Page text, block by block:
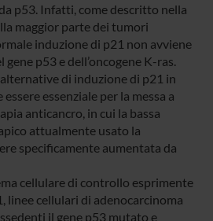
p53. Infatti, come descritto nella
maggior parte dei tumori
induzione di p21 non avviene
p53 e dell’oncogene K-ras.
di induzione di p21 in
essenziale per la messa a
anticancro, in cui la bassa
attualmente usato la
specificamente aumentata da
cellulare di controllo esprimente
linee cellulari di adenocarcinoma
il gene p53 mutato e